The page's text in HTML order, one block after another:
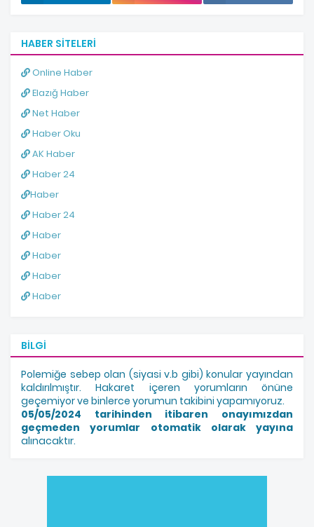
HABER SITELERI
Online Haber
Elazığ Haber
Net Haber
Haber Oku
AK Haber
Haber 24
Haber
Haber 24
Haber
Haber
Haber
Haber
BILGI
Polemiğe sebep olan (siyasi v.b gibi) konular yayından
kaldırılmıştır. Hakaret içeren yorumların önüne
geçemiyor ve binlerce yorumun takibini yapamıyoruz.
05/05/2024 tarihinden itibaren onayımızdan
geçmeden yorumlar otomatik olarak yayına
alınacaktır.